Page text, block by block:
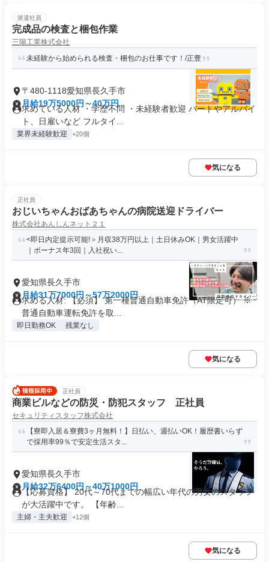
派遣社員
完成品の検査と梱包作業
三陽工業株式会社
未経験から始められる検査・梱包のお仕事です！/正豊
〒480-1118愛知県長久手市
月給19万5000円～40万円
求めている人材 ・学歴不問 ・未経験者歓迎 パートやアルバイ
ト、日雇いなど フルタイ...
業界未経験歓迎 +20個
気になる
正社員
おじいちゃんおばあちゃんの病院送迎ドライバー
株式会社あんしんネット２１
<即日内定提示可能!＞月収38万円以上｜土日休みOK｜男女活躍中
｜ボーナス年3回｜入社祝い...
愛知県長久手市
月給31万7000円～57万2000円
求める人材: 【必須】 第一種普通自動車免許（AT限定可） ※
普通自動車運転免許を取...
即日勤務OK 残業なし
気になる
正社員
商業ビルなどの防災・防犯スタッフ 正社員
セキュリティスタッフ株式会社
【寮即入居＆寮費3ヶ月無料！】日払い、週払いOK！履歴書いらず
で採用率99％で安定生活スタ...
愛知県長久手市
月給32万6400円～40万1000円
【応募資格】 20代～70代までの幅広い年代の男女のスタッフ
が大活躍中です。 【年齢...
主婦・主夫歓迎 +12個
気になる